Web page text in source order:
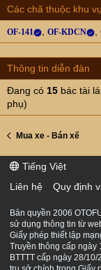
Các chã thuộc khu
OF-141 OF-KDCN
Thông tin diễn đàn
Đang có 15 bác tài
phụ)
Mua xe - Bán xế
Tiếng Việt
Liên hệ
Quy định
Bản quyền 2006
sử dụng thông tin từ
Giấy phép thiết lập
Truyền thông cấp ngày
BTTTT cấp ngày 28/